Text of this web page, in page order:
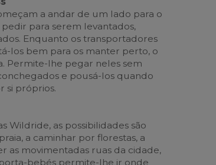
a andar de um lado para o
para serem levantados,
Enquanto os transportadores
los bem para os manter perto, o
Permite-lhe pegar neles sem
e pousá-los quando
si próprios.
Wildride, as possibilidades são
a caminhar por florestas, a
as movimentadas ruas da cidade,
bebés permite-lhe ir onde